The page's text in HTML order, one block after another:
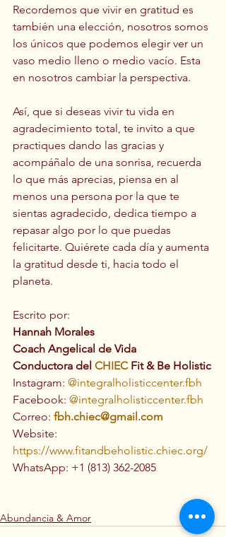
Recordemos que vivir en gratitud es
también una elección, nosotros somos
los únicos que podemos elegir ver un
vaso medio lleno o medio vacío. Esta
en nosotros cambiar la perspectiva.
Así, que si deseas vivir tu vida en
agradecimiento total, te invito a que
practiques dando las gracias y
acompáñalo de una sonrisa, recuerda
lo que más aprecias, piensa en al
menos una persona por la que te
sientas agradecido, dedica tiempo a
repasar algo por lo que puedas
felicitarte. Quiérete cada día y aumenta
la gratitud desde ti, hacia todo el
planeta.
Escrito por:
Hannah Morales
Coach Angelical de Vida
Conductora del CHIEC Fit & Be Holistic
Instagram: @integralholisticcenter.fbh
Facebook: @integralholisticcenter.fbh
Correo: fbh.chiec@gmail.com
Website:
https://www.fitandbeholistic.chiec.org/
WhatsApp: +1 (813) 362-2085
Abundancia & Amor